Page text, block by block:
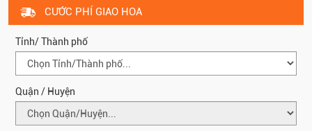
CƯỚC PHÍ GIAO HOA
Tỉnh/ Thành phố
Quận / Huyện